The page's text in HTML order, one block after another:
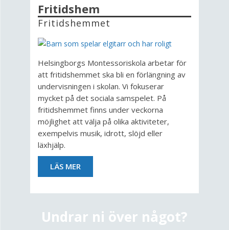
Fritidshem
Fritidshemmet
Helsingborgs Montessoriskola arbetar för
att fritidshemmet ska bli en förlängning av
undervisningen i skolan. Vi fokuserar
mycket på det sociala samspelet. På
fritidshemmet finns under veckorna
möjlighet att välja på olika aktiviteter,
exempelvis musik, idrott, slöjd eller
läxhjälp.
LÄS MER
Undrar ni över något?